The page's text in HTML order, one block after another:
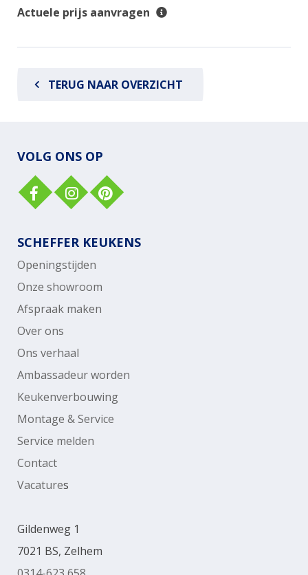
Actuele prijs aanvragen
TERUG NAAR OVERZICHT
VOLG ONS OP
SCHEFFER KEUKENS
Openingstijden
Onze showroom
Afspraak maken
Over ons
Ons verhaal
Ambassadeur worden
Keukenverbouwing
Montage & Service
Service melden
Contact
Vacatures
Gildenweg 1
7021 BS, Zelhem